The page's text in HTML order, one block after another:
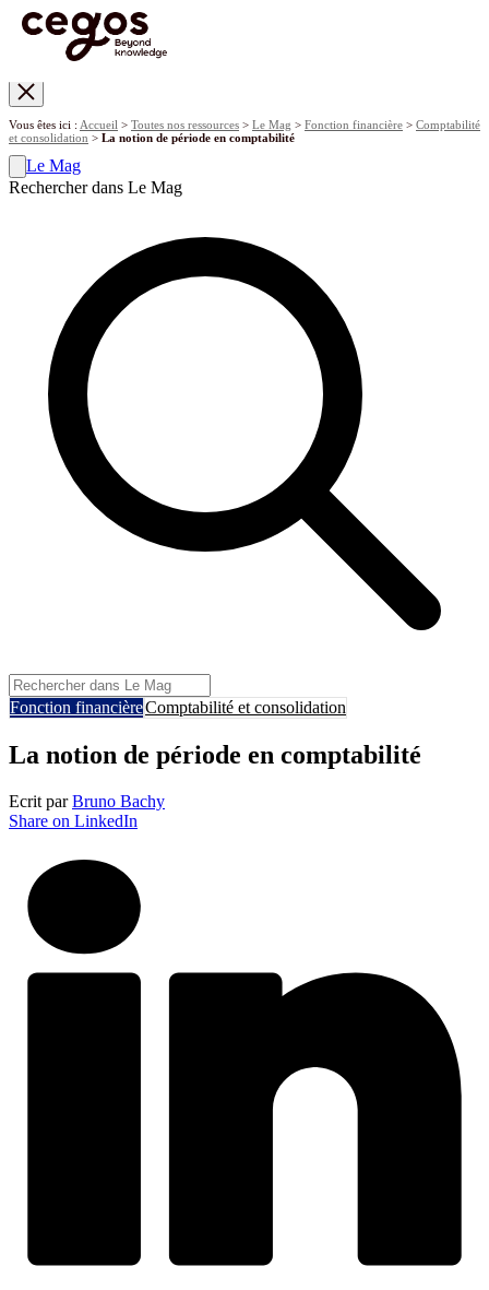
Vous êtes ici : Accueil > Toutes nos ressources > Le Mag > Fonction financière > Comptabilité
et consolidation > La notion de période en comptabilité
Le Mag
Rechercher dans Le Mag
Fonction financièreComptabilité et consolidation
La notion de période en comptabilité
Ecrit parBruno Bachy
Share on LinkedIn